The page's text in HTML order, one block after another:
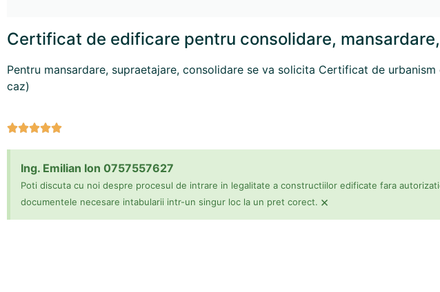
Certificat de edificare pentru consolidare,
Pentru mansardare, supraetajare, consolidare se va solicita Certificat de
caz)

Ing. Emilian Ion 0757557627
Poti discuta cu noi despre procesul de intrare in legalitate a constructiilor edificate fara
documentele necesare intabularii intr-un singur loc la un pret corect. ×